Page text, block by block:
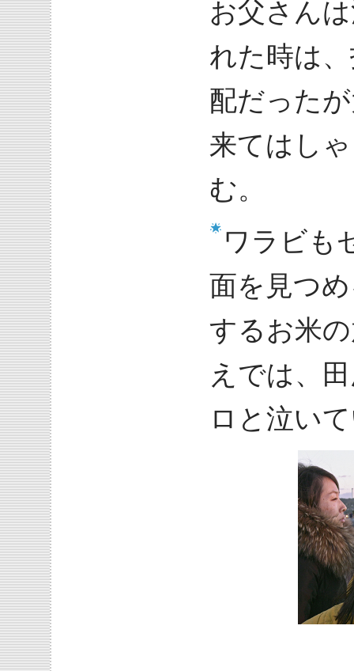
お父さん
れた時は
配だった
来てはし
む。
ワラビも
面を見つ
するお米
えでは、
ロと泣い